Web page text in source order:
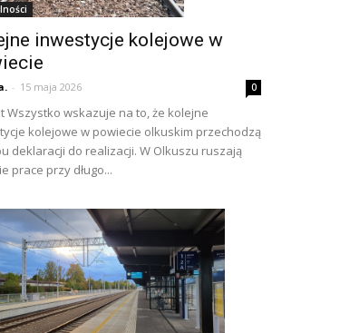
inwestycje kolejowe w
- 15 maja 2026 0
Wszystko wskazuje na to, że kolejne
kolejowe w powiecie olkuskim przechodzą
deklaracji do realizacji. W Olkuszu ruszają
prace przy długo...